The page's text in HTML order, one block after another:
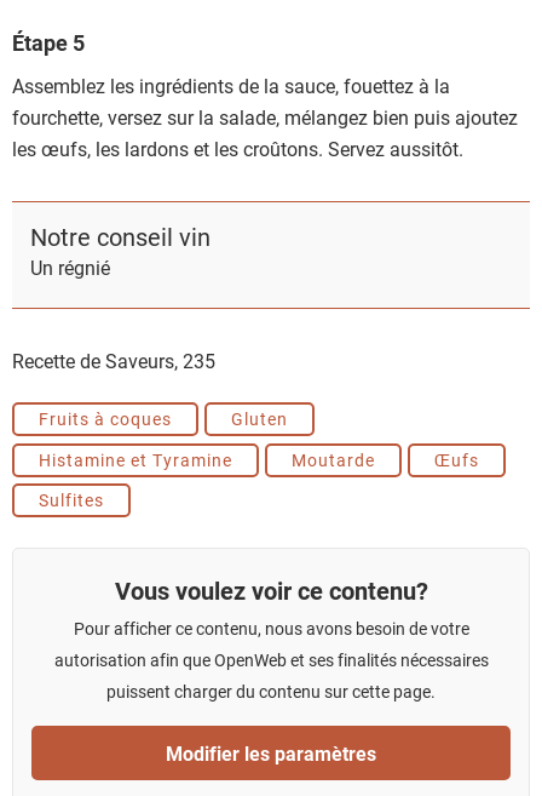
Étape 5
Assemblez les ingrédients de la sauce, fouettez à la
fourchette, versez sur la salade, mélangez bien puis ajoutez
les œufs, les lardons et les croûtons. Servez aussitôt.
Notre conseil vin
Un régnié
Recette de Saveurs,235
Fruits à coques
Gluten
Histamine et Tyramine
Moutarde
Œufs
Sulfites
Vous voulez voir ce contenu?
Pour afficher ce contenu, nous avons besoin de votre
autorisation afin que OpenWeb et ses finalités nécessaires
puissent charger du contenu sur cette page.
Modifier les paramètres